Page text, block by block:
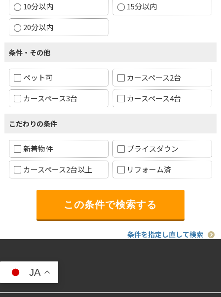
10分以内
15分以内
20分以内
条件・その他
ペット可
カースペース2台
カースペース3台
カースペース4台
こだわりの条件
新着物件
プライスダウン
カースペース2台以上
リフォーム済
条件を指定し直して検索
JA